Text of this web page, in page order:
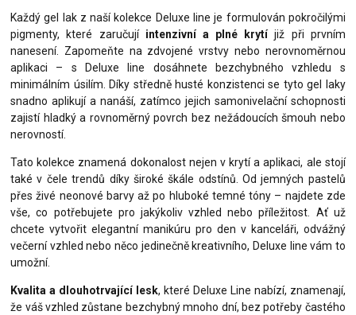
Každý gel lak z naší kolekce Deluxe line je formulován pokročilými
pigmenty, které zaručují intenzivní a plné krytíjiž při prvním
nanesení. Zapomeňte na zdvojené vrstvy nebo nerovnoměrnou
aplikaci – s Deluxe line dosáhnete bezchybného vzhledu s
minimálním úsilím. Díky středně husté konzistenci se tyto gel laky
snadno aplikují a nanáší, zatímco jejich samonivelační schopnosti
zajistí hladký a rovnoměrný povrch bez nežádoucích šmouh nebo
nerovností.
Tato kolekce znamená dokonalost nejen v krytí a aplikaci, ale stojí
také v čele trendů díky široké škále odstínů. Od jemných pastelů
přes živé neonové barvy až po hluboké temné tóny – najdete zde
vše, co potřebujete pro jakýkoliv vzhled nebo příležitost. Ať už
chcete vytvořit elegantní manikúru pro den v kanceláři, odvážný
večerní vzhled nebo něco jedinečně kreativního, Deluxe line vám to
umožní.
Kvalita a dlouhotrvající lesk, které Deluxe Line nabízí, znamenají,
že váš vzhled zůstane bezchybný mnoho dní, bez potřeby častého